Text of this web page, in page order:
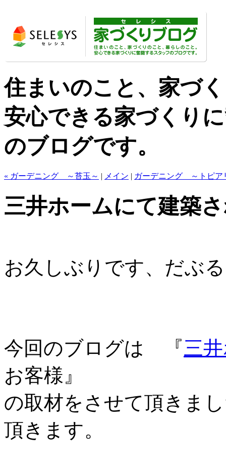
住まいのこと、家づ
安心できる家づくり
のブログです。
« ガーデニング ～苔玉～ | メイン | ガーデニング ～トピア
三井ホームにて建築
お久しぶりです、だぶ
今回のブログは 『三
お客様』
の取材をさせて頂きま
頂きます。